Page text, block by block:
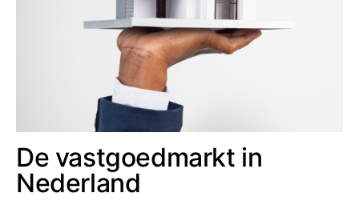
De vastgoedmarkt in
Nederland